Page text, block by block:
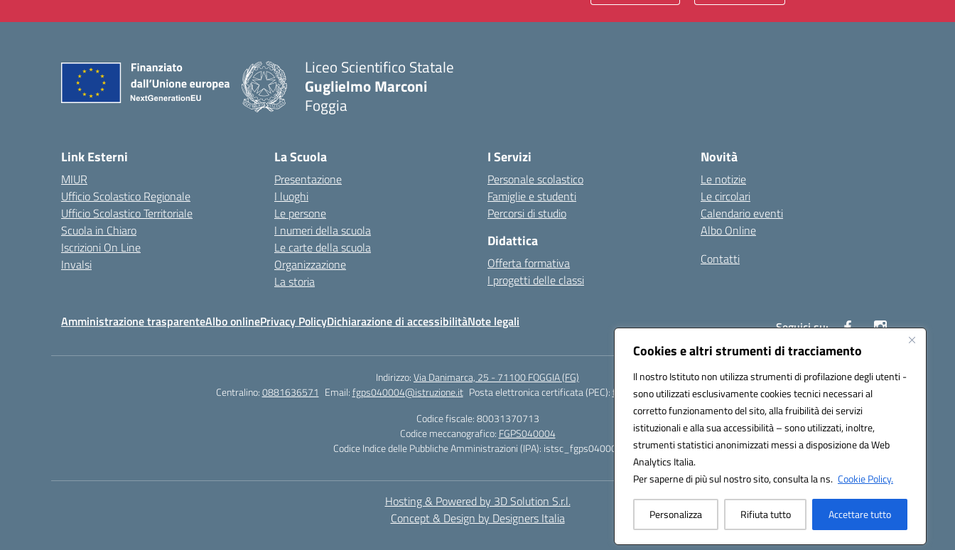
Cookies e altri strumenti di tracciamento
Il nostro Istituto non utilizza strumenti di profilazione degli utenti -
sono utilizzati esclusivamente cookies tecnici necessari al
corretto funzionamento del sito, alla fruibilità dei servizi
istituzionali e alla sua accessibilità – sono utilizzati, inoltre,
strumenti statistici anonimizzati messi a disposizione da Web
Analytics Italia.
Per saperne di più sul nostro sito, consulta la ns. Cookie Policy.
Personalizza Rifiuta tutto Accettare tutto
Liceo Scientifico Statale
Guglielmo Marconi
Foggia
Link Esterni
MIUR
Ufficio Scolastico Regionale
Ufficio Scolastico Territoriale
Scuola in Chiaro
Iscrizioni On Line
Invalsi
La Scuola
Presentazione
I luoghi
Le persone
I numeri della scuola
Le carte della scuola
Organizzazione
La storia
I Servizi
Personale scolastico
Famiglie e studenti
Percorsi di studio
Didattica
Offerta formativa
I progetti delle classi
Novità
Le notizie
Le circolari
Calendario eventi
Albo Online
Contatti
Amministrazione trasparenteAlbo onlinePrivacy PolicyDichiarazione di accessibilitàNote legali Seguici su:
Indirizzo:Via Danimarca, 25 - 71100 FOGGIA (FG)
Centralino:0881636571 Email:fgps040004@istruzione.it Posta elettronica certificata (PEC):fgps040004@pec.istruzione.it
Codice fiscale: 80031370713
Codice meccanografico: FGPS040004
Codice Indice delle Pubbliche Amministrazioni (IPA): istsc_fgps040004
Hosting & Powered by 3D Solution S.r.l.
Concept & Design by Designers Italia